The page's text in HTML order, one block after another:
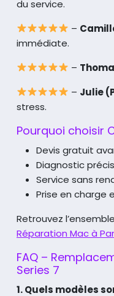
du service.
–
immédiate.
–
– Julie
stress.
Pourquoi choisir
Devis gratuit
Diagnostic
Service sans
Prise en charge
Retrouvez
Réparation Mac à
FAQ –
Series 7
1. Quels modèles